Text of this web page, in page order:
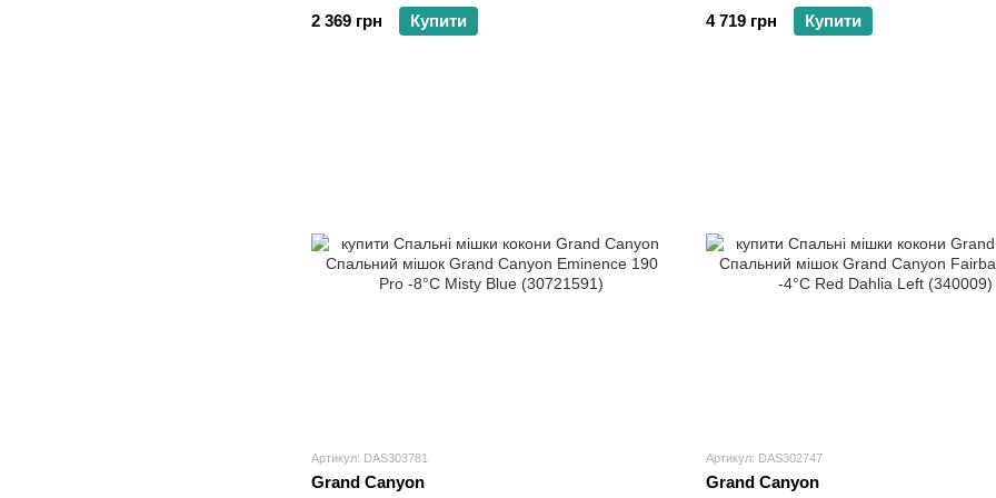
2 369 грн
Купити
4 719 грн
Купити
Артикул: DAS303781
Grand Canyon
Артикул: DAS302747
Grand Canyon